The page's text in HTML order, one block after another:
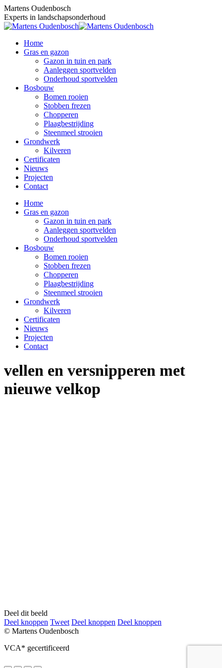
Skip
to
content
Martens Oudenbosch
Experts in landschapsonderhoud
Home
Gras en gazon
Gazon in tuin en park
Aanleggen sportvelden
Onderhoud sportvelden
Bosbouw
Bomen rooien
Stobben frezen
Chopperen
Plaagbestrijding
Steenmeel strooien
Grondwerk
Kilveren
Certificaten
Nieuws
Projecten
Contact
Home
Gras en gazon
Gazon in tuin en park
Aanleggen sportvelden
Onderhoud sportvelden
Bosbouw
Bomen rooien
Stobben frezen
Chopperen
Plaagbestrijding
Steenmeel strooien
Grondwerk
Kilveren
Certificaten
Nieuws
Projecten
Contact
vellen en versnipperen met
nieuwe velkop
Deel dit beeld
Deel knoppen Deel
knoppen
TweetDeel
knoppen
Deel knoppen Deel
Deel knoppen
© Martens Oudenbosch
VCA* gecertificeerd
Go